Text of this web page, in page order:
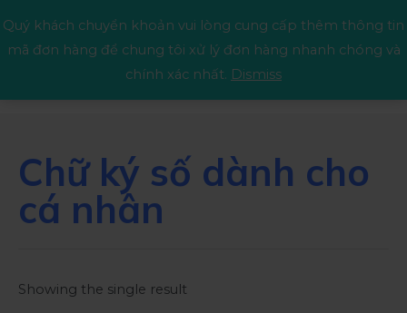
Chữ ký số dành cho
cá nhân
Showing the single result
Quý khách chuyển khoản vui lòng cung cấp thêm thông tin
mã đơn hàng để chung tôi xử lý đơn hàng nhanh chóng và
chính xác nhất. Dismiss